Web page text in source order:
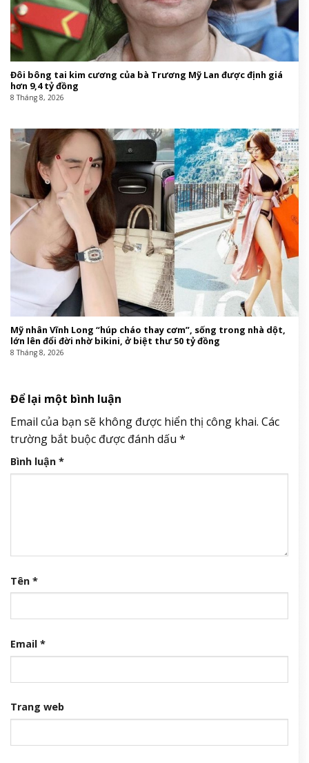
Đôi bông tai kim cương của bà Trương Mỹ Lan được định giá
hơn 9,4 tỷ đồng
8 Tháng 8, 2026
Mỹ nhân Vĩnh Long “húp cháo thay cơm”, sống trong nhà dột,
lớn lên đổi đời nhờ bikini, ở biệt thư 50 tỷ đồng
8 Tháng 8, 2026
Để lại một bình luận
Email của bạn sẽ không được hiển thị công khai. Các
trường bắt buộc được đánh dấu *
Bình luận *
Tên *
Email *
Trang web